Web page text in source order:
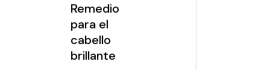
Remedio
para el
cabello
brillante